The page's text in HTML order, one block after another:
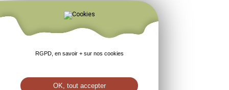
RGPD, en savoir + sur nos cookies
OK, tout accepter